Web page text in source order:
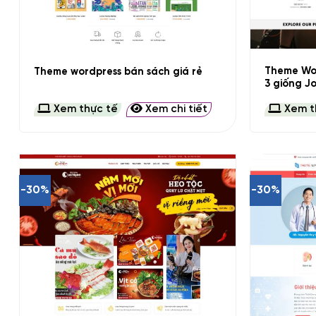
Theme wordpress bán sách giá rẻ
Xem thực tế Xem chi tiết
+
Theme
3 giống
Xem
-30% -30%